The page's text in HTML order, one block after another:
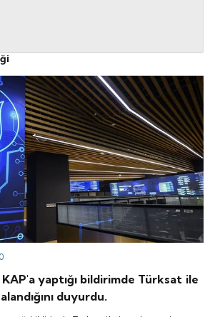
yaptığı bildirimde Türksat ile
duyurdu.